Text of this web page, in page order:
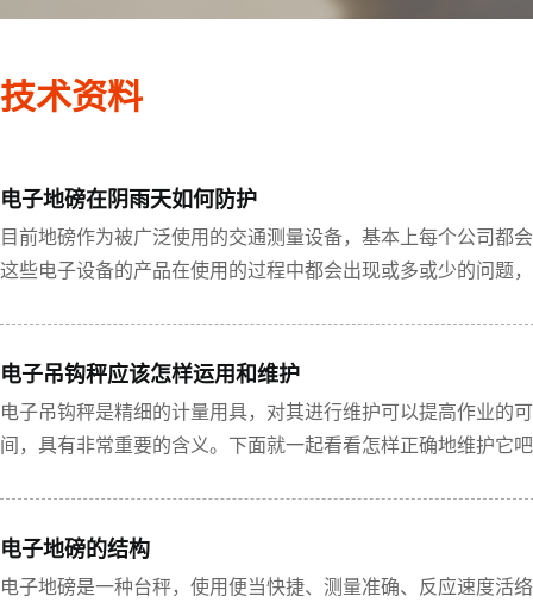
技术资料
电子地磅在阴雨天如何防护
目前地磅作为被广泛使用的交通测量设备，基本上每个公司都
这些电子设备的产品在使用的过程中都会出现或多或少的问题
电子吊钩秤应该怎样运用和维护
电子吊钩秤是精细的计量用具，对其进行维护可以提高作业的
间，具有非常重要的含义。下面就一起看看怎样正确地维护它
电子地磅的结构
电子地磅是一种台秤，使用便当快捷、测量准确、反应速度活